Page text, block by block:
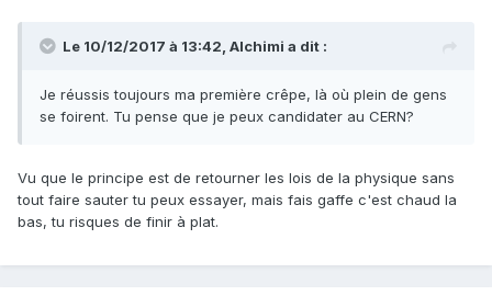
Le 10/12/2017 à 13:42, Alchimi a dit :
Je réussis toujours ma première crêpe, là où plein de gens
se foirent. Tu pense que je peux candidater au CERN?
Vu que le principe est de retourner les lois de la physique sans
tout faire sauter tu peux essayer, mais fais gaffe c'est chaud la
bas, tu risques de finir à plat.